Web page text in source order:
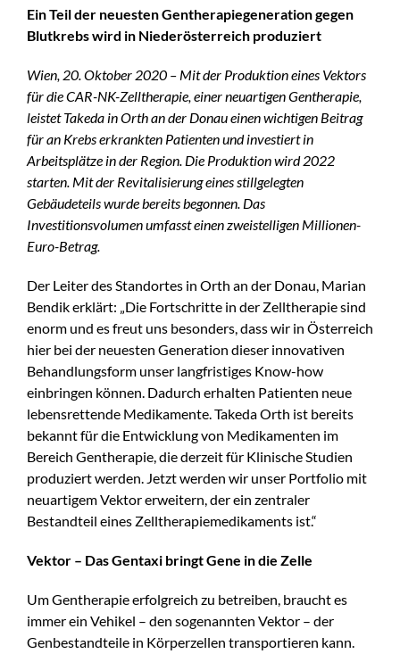
Ein Teil der neuesten Gentherapiegeneration gegen
Blutkrebs wird in Niederösterreich produziert
Wien, 20. Oktober 2020 – Mit der Produktion eines Vektors
für die CAR-NK-Zelltherapie, einer neuartigen Gentherapie,
leistet Takeda in Orth an der Donau einen wichtigen Beitrag
für an Krebs erkrankten Patienten und investiert in
Arbeitsplätze in der Region. Die Produktion wird 2022
starten. Mit der Revitalisierung eines stillgelegten
Gebäudeteils wurde bereits begonnen. Das
Investitionsvolumen umfasst einen zweistelligen Millionen-
Euro-Betrag.
Der Leiter des Standortes in Orth an der Donau, Marian
Bendik erklärt: „Die Fortschritte in der Zelltherapie sind
enorm und es freut uns besonders, dass wir in Österreich
hier bei der neuesten Generation dieser innovativen
Behandlungsform unser langfristiges Know-how
einbringen können. Dadurch erhalten Patienten neue
lebensrettende Medikamente. Takeda Orth ist bereits
bekannt für die Entwicklung von Medikamenten im
Bereich Gentherapie, die derzeit für Klinische Studien
produziert werden. Jetzt werden wir unser Portfolio mit
neuartigem Vektor erweitern, der ein zentraler
Bestandteil eines Zelltherapiemedikaments ist.“
Vektor – Das Gentaxi bringt Gene in die Zelle
Um Gentherapie erfolgreich zu betreiben, braucht es
immer ein Vehikel – den sogenannten Vektor – der
Genbestandteile in Körperzellen transportieren kann.